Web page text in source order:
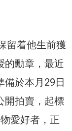
留着他生前獲
的勳章，最近
備於本月29日
開拍賣，起標
愛好者，正